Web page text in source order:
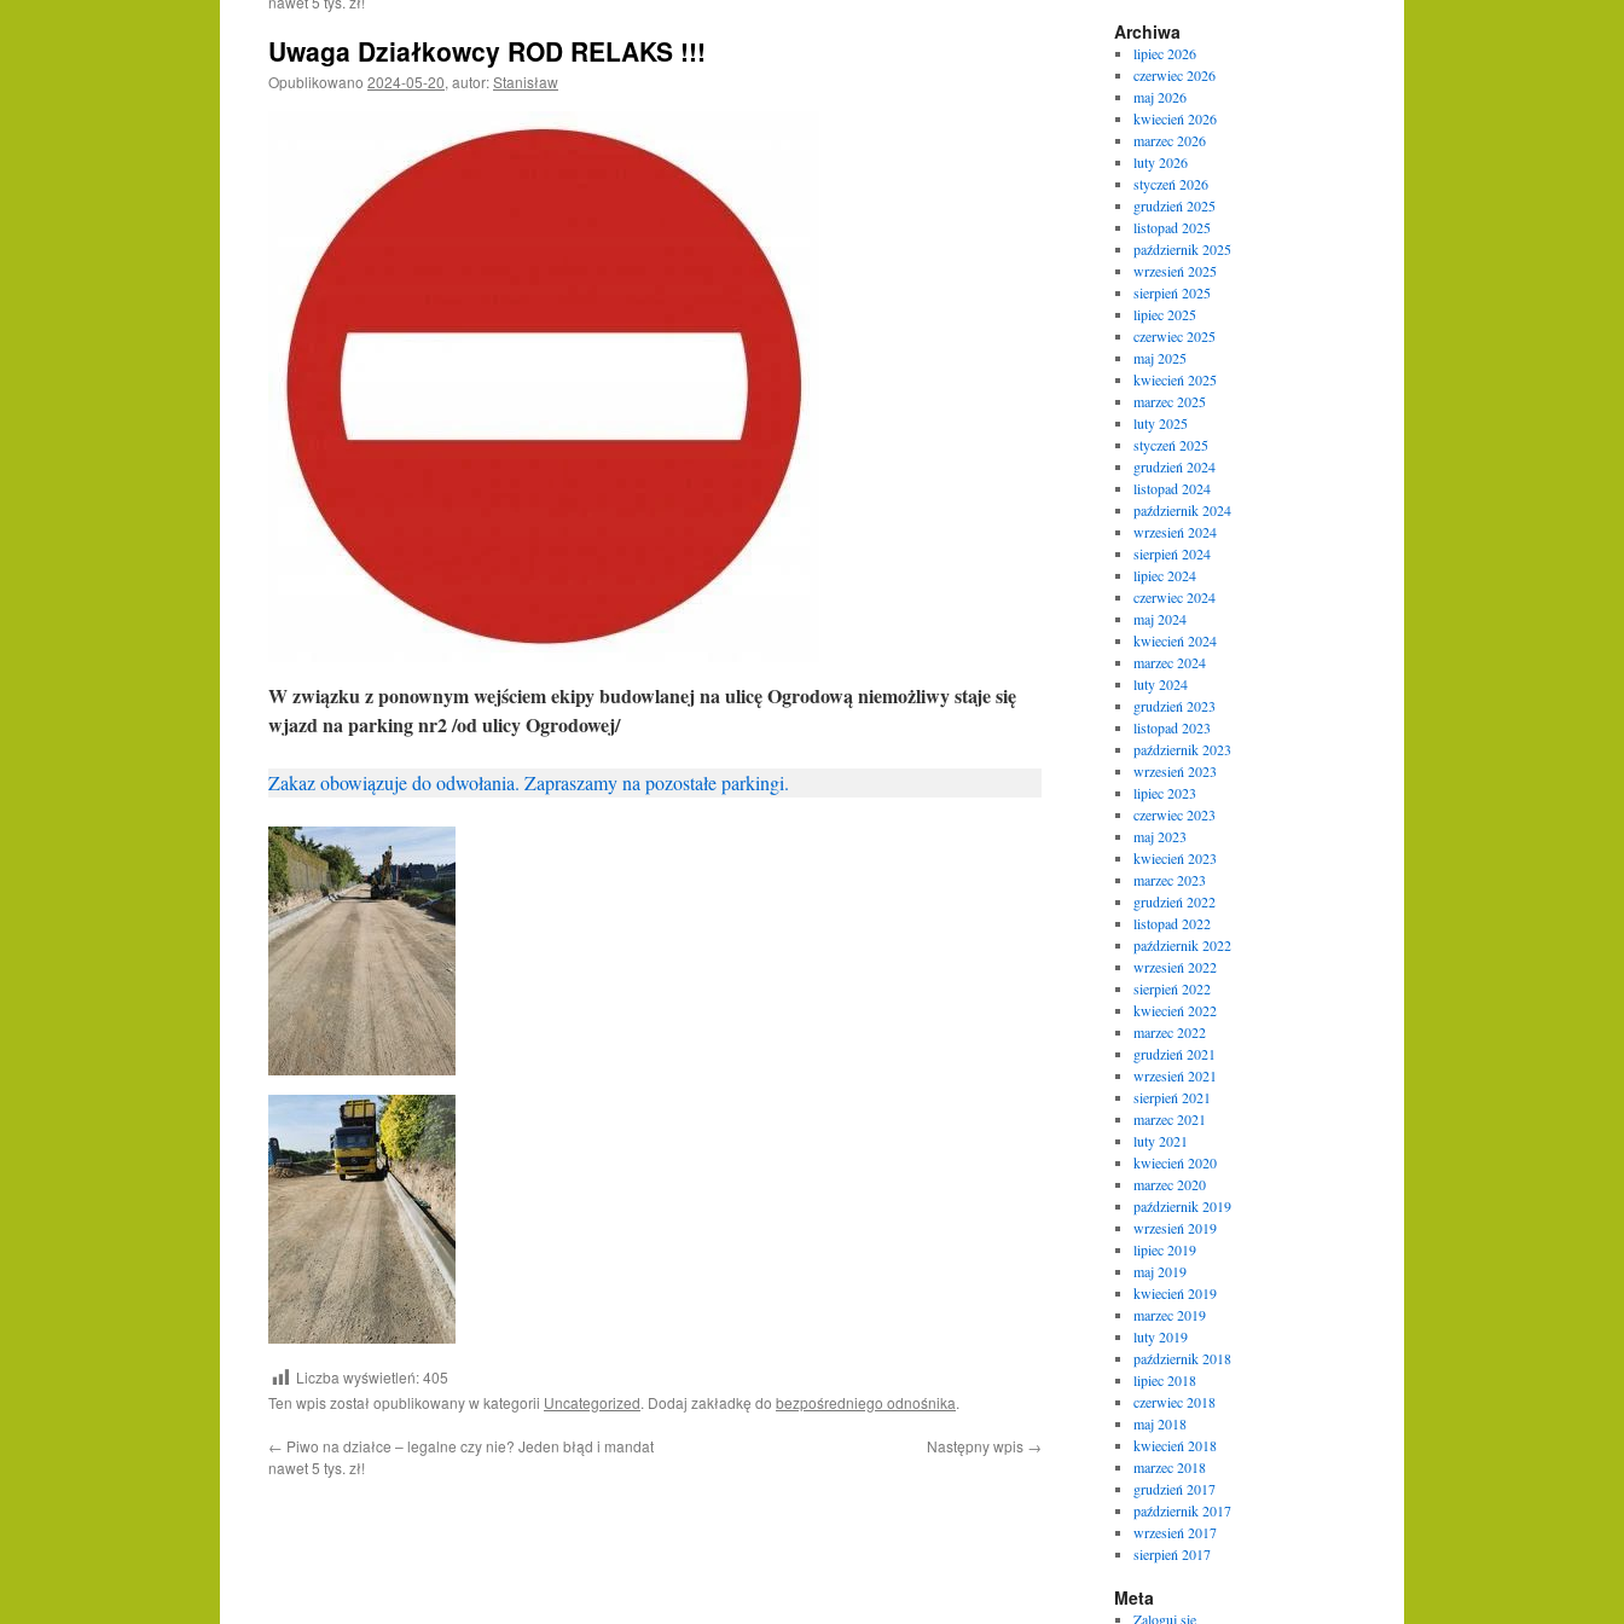
Uwaga Działkowcy ROD RELAKS !!!
Opublikowano 2024-05-20, autor:Stanisław
Wzwiązku z ponownym wejściem ekipy budowlanej na ulicę Ogrodową niemożliwy staje się
wjazd na parking nr2 /od ulicy Ogrodowej/
Zakaz obowiązuje do odwołania. Zapraszamy na pozostałe parkingi.
Liczba wyświetleń:405
Ten wpis został opublikowany w kategorii Uncategorized. Dodaj zakładkę do bezpośredniego odnośnika.
← Piwo na działce – legalne czy nie? Jeden błąd i mandat
nawet 5 tys. zł!
Następny wpis →
Archiwa
lipiec 2026
czerwiec 2026
maj 2026
kwiecień 2026
marzec 2026
luty 2026
styczeń 2026
grudzień 2025
listopad 2025
październik 2025
wrzesień 2025
sierpień 2025
lipiec 2025
czerwiec 2025
maj 2025
kwiecień 2025
marzec 2025
luty 2025
styczeń 2025
grudzień 2024
listopad 2024
październik 2024
wrzesień 2024
sierpień 2024
lipiec 2024
czerwiec 2024
maj 2024
kwiecień 2024
marzec 2024
luty 2024
grudzień 2023
listopad 2023
październik 2023
wrzesień 2023
lipiec 2023
czerwiec 2023
maj 2023
kwiecień 2023
marzec 2023
grudzień 2022
listopad 2022
październik 2022
wrzesień 2022
sierpień 2022
kwiecień 2022
marzec 2022
grudzień 2021
wrzesień 2021
sierpień 2021
marzec 2021
luty 2021
kwiecień 2020
marzec 2020
październik 2019
wrzesień 2019
lipiec 2019
maj 2019
kwiecień 2019
marzec 2019
luty 2019
październik 2018
lipiec 2018
czerwiec 2018
maj 2018
kwiecień 2018
marzec 2018
grudzień 2017
październik 2017
wrzesień 2017
sierpień 2017
Meta
Zaloguj się